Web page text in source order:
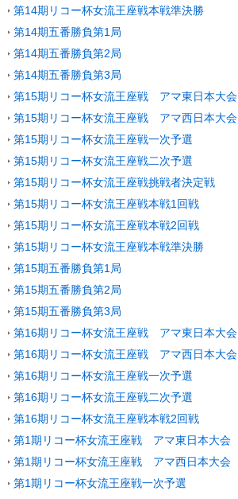
第14期リコー杯女流王座戦本戦準決勝
第14期五番勝負第1局
第14期五番勝負第2局
第14期五番勝負第3局
第15期リコー杯女流王座戦 アマ東日本大会
第15期リコー杯女流王座戦 アマ西日本大会
第15期リコー杯女流王座戦一次予選
第15期リコー杯女流王座戦二次予選
第15期リコー杯女流王座戦挑戦者決定戦
第15期リコー杯女流王座戦本戦1回戦
第15期リコー杯女流王座戦本戦2回戦
第15期リコー杯女流王座戦本戦準決勝
第15期五番勝負第1局
第15期五番勝負第2局
第15期五番勝負第3局
第16期リコー杯女流王座戦 アマ東日本大会
第16期リコー杯女流王座戦 アマ西日本大会
第16期リコー杯女流王座戦一次予選
第16期リコー杯女流王座戦二次予選
第16期リコー杯女流王座戦本戦2回戦
第1期リコー杯女流王座戦 アマ東日本大会
第1期リコー杯女流王座戦 アマ西日本大会
第1期リコー杯女流王座戦一次予選